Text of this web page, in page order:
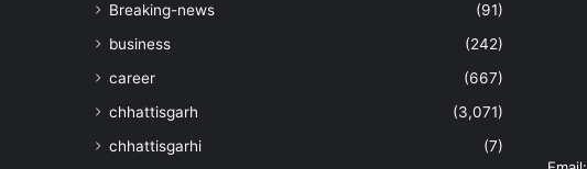
Breaking-news
(91)
business
(242)
career
(667)
chhattisgarh
(3,071)
chhattisgarhi
(7)